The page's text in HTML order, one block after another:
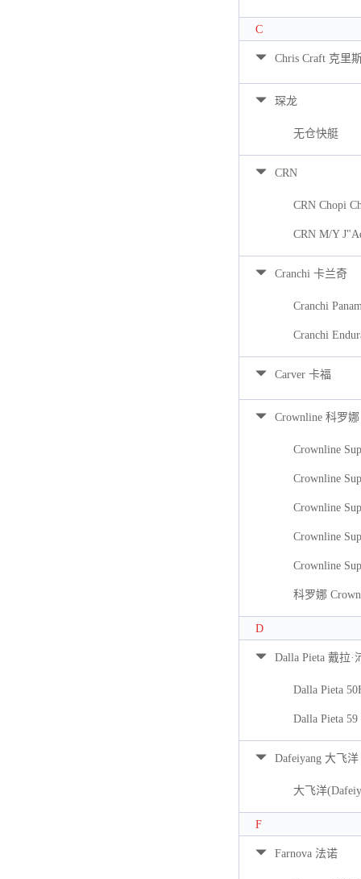
C
Chris Craft 克里
琛龙
无仓快艇
CRN
CRN Chopi
CRN M/Y
Cranchi 卡兰奇
Cranchi
Cranchi
Carver 卡福
Crownline 科罗娜
Crownline
Crownline
Crownline
Crownline
Crownline
科罗娜
D
Dalla Pieta 戴拉·
Dalla Pieta
Dalla Pieta 59
Dafeiyang 大飞洋
大飞洋
F
Farnova 法诺